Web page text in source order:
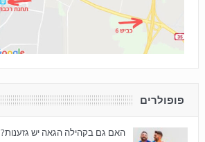
פופולרים
האם גם בקהילה הגאה יש גזענות?